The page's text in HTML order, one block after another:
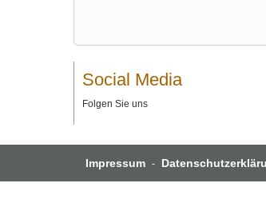
Social Media
Folgen Sie uns
Impressum -